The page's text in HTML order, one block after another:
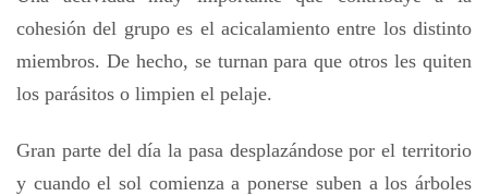
cohesión del grupo es el acicalamiento entre los distinto
miembros. De hecho, se turnan para que otros les quiten
los parásitos o limpien el pelaje.
Gran parte del día la pasa desplazándose por el territorio
y cuando el sol comienza a ponerse suben a los árboles